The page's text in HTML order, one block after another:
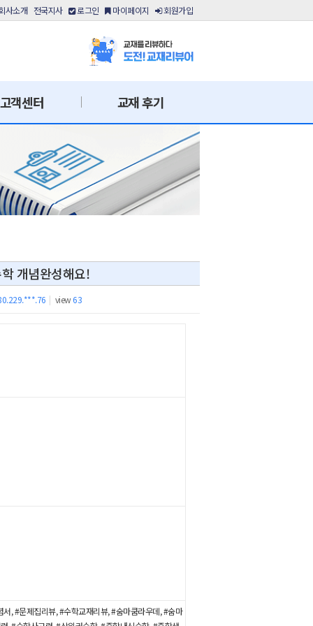
사소개 전국지사 로그인 마이페이지 회원가입
고객센터 교재 후기
개념완성해요!
| view63
, #문제집리뷰, #수학교재리뷰, #숨마쿰라우데, #숨마